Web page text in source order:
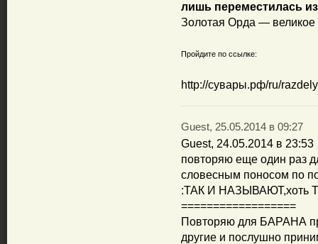
лишь переместилась
Золотая Орда — великое
Пройдите по ссылке:
http://сувары.рф/ru/
Guest, 25.05.2014 в 09:27
Guest, 24.05.2014 в 23:53
повторяю еще один раз
словесным поносом по
:ТАК И НАЗЫВАЮТ,хоть
==================
Повторяю для БАРАНА
другие и послушно